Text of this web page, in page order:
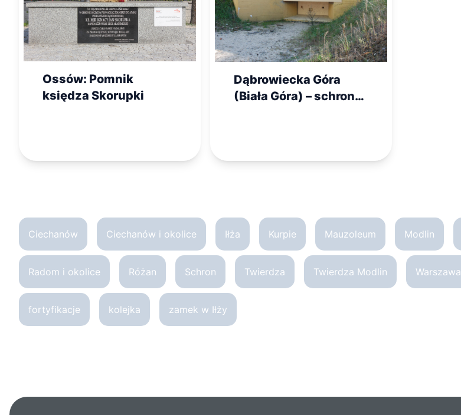
Ossów: Pomnik
księdza Skorupki
Dąbrowiecka Góra
(Biała Góra) – schron
Ciechanów Ciechanów i okolice Iłża Kurpie Mauzoleum Modlin
Radom i okolice Różan Schron Twierdza Twierdza Modlin Warszawa
fortyfikacje kolejka zamek w Iłży